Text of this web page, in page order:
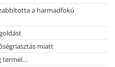
a harmadfokú
miatt
termel…